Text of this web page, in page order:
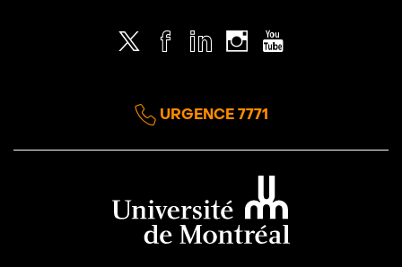
Twitter Facebook
LinkedInInstagramYoutube
URGENCE 7771